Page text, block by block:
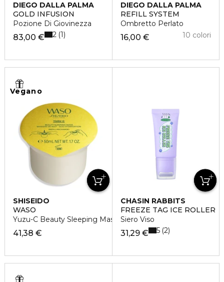
DIEGO DALLA PALMA
GOLD INFUSION
Pozione Di Giovinezza
83,00 € 2 1
DIEGO DALLA PALMA
REFILL SYSTEM
Ombretto Perlato
16,00 € 10 colori
Vegano
SHISEIDO
WASO
Yuzu-C Beauty Sleeping Mask Refill
41,38 €
CHASIN RABBITS
FREEZE TAG ICE ROLLER
Siero Viso
31,29 € 5 2